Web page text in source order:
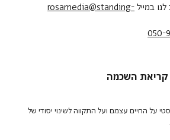
במיילrosamedia@standing-
050-
על החיים עצמם ועל התקווה לשינוי יסודי של